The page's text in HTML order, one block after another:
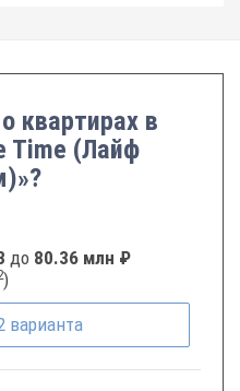
квартирах в
Time (Лайф
до 80.36 млн ₽
)
варианта